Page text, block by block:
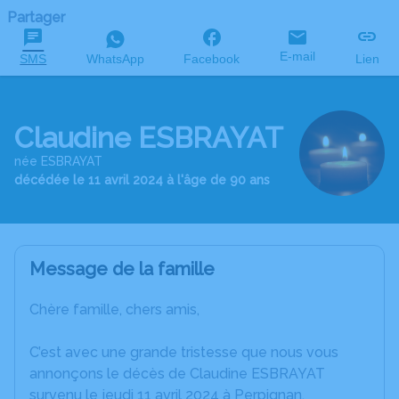
Partager
SMS WhatsApp Facebook E-mail Lien
Claudine ESBRAYAT
née ESBRAYAT
décédée le 11 avril 2024 à l'âge de 90 ans
Message de la famille
Chère famille, chers amis,
C’est avec une grande tristesse que nous vous
annonçons le décès de Claudine ESBRAYAT
survenu le jeudi 11 avril 2024 à Perpignan.